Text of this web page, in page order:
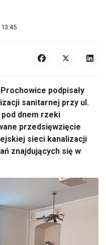
Prochowice podpisały
sanitarnej przy ul.
dnem rzeki
przedsięwzięcie
sieci kanalizacji
znajdujących się w